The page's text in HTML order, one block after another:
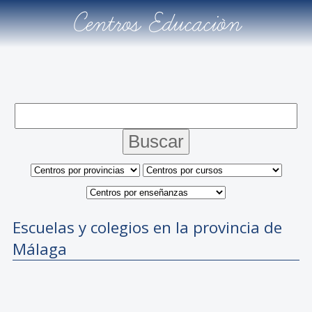
Centros Educación
Escuelas y colegios en la provincia de
Málaga